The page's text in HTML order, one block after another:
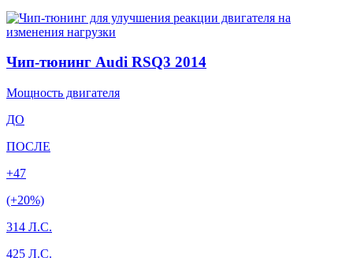
Чип-тюнинг Audi RSQ3 2014
Мощность двигателя
ДО
ПОСЛЕ
+47
(+20%)
314 Л.С.
425 Л.С.